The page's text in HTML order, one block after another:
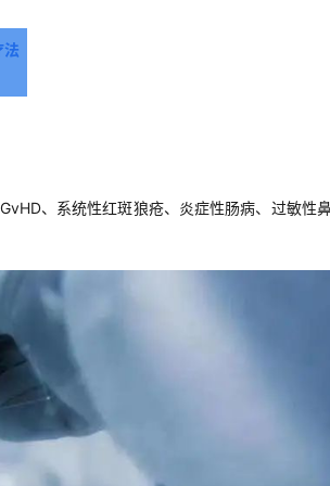
法
、系统性红斑狼疮、炎症性肠病、过敏性